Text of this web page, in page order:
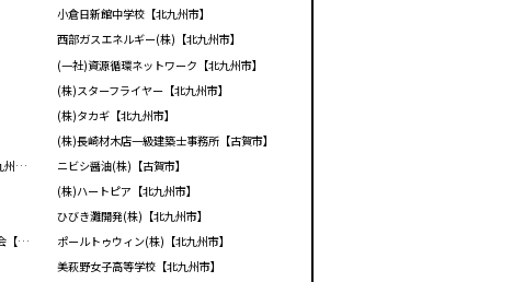
小倉日新館中学校【北九州市】
西部ガスエネルギー(株)【北九州市】
(一社)資源循環ネットワーク【北九州市】
(株)スターフライヤー【北九州市】
(株)タカギ【北九州市】
(株)長崎材木店一級建築士事務所【古賀市】
西日本ペットボトルリサイクル(株)【北九州市】
ニビシ醤油(株)【古賀市】
(株)ハートピア【北九州市】
ひびき灘開発(株)【北九州市】
豊前海一粒かきのかき焼き祭り実行委員会【北九州市】
ポールトゥウィン(株)【北九州市】
美萩野女子高等学校【北九州市】